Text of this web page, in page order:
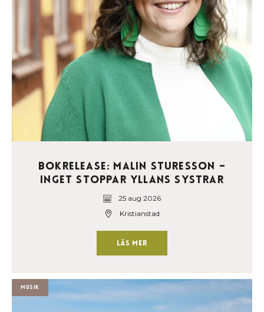
Bokrelease: Malin Sturesson –
Inget stoppar Yllans systrar
25 aug 2026
Kristianstad
Läs mer
Musik